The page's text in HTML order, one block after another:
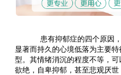
患有抑郁症的四个原因
显著而持久的心境低落为主要
型。其情绪消沉的程度不等，
欲绝，自卑抑郁，甚至悲观厌